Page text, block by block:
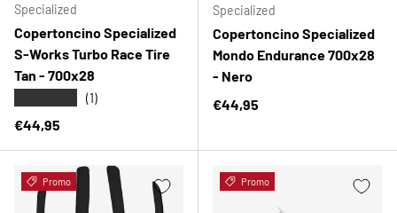
Specialized
Copertoncino Specialized
S-Works Turbo Race Tire
Tan - 700x28
(1)
Prezzo normale
€44,95
Specialized
Copertoncino Specialized
Mondo Endurance 700x28
- Nero
Prezzo normale
€44,95
Promo Promo